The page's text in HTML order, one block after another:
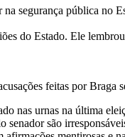
segurança pública no
do Estado. Ele
feitas por
nas urnas na última
senador são